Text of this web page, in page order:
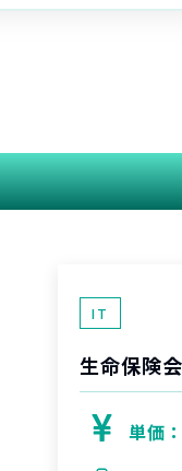
案件
IT
生命保険
単価：